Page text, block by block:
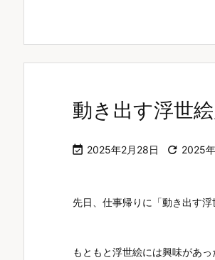
動き出す浮世
 2025年2月28日  2025
先日、仕事帰りに「動き出す浮
もともと浮世絵には興味があ